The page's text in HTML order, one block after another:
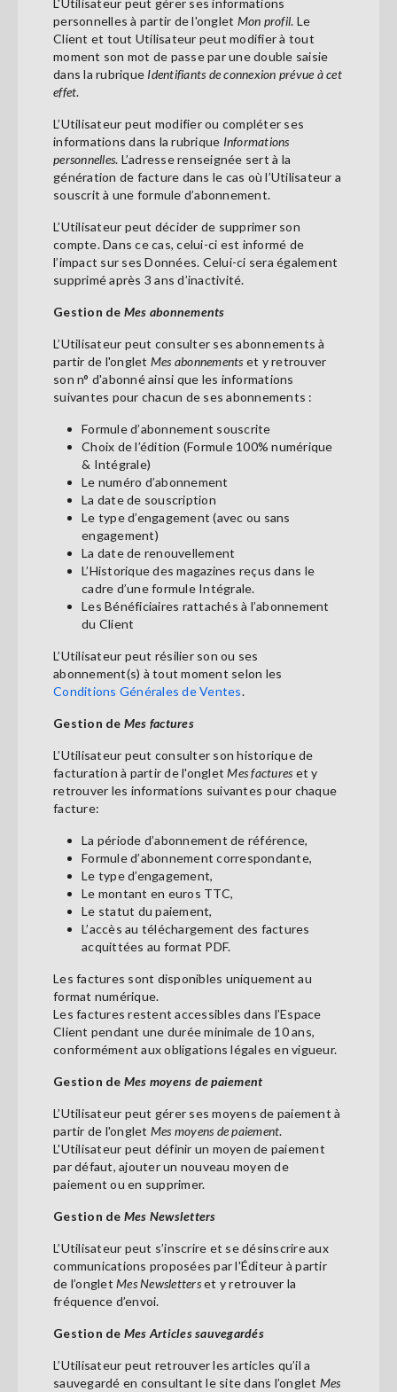
L'Utilisateur peut gérer ses informations
personnelles à partir de l'onglet Mon profil. Le
Client et tout Utilisateur peut modifier à tout
moment son mot de passe par une double saisie
dans la rubrique Identifiants de connexion prévue à cet
effet.
L’Utilisateur peut modifier ou compléter ses
informations dans la rubrique Informations
personnelles. L’adresse renseignée sert à la
génération de facture dans le cas où l’Utilisateur a
souscrit à une formule d’abonnement.
L’Utilisateur peut décider de supprimer son
compte. Dans ce cas, celui-ci est informé de
l’impact sur ses Données. Celui-ci sera également
supprimé après 3 ans d’inactivité.
Gestion de Mes abonnements
L’Utilisateur peut consulter ses abonnements à
partir de l'onglet Mes abonnements et y retrouver
son n° d'abonné ainsi que les informations
suivantes pour chacun de ses abonnements :
Formule d’abonnement souscrite
Choix de l’édition (Formule 100% numérique
& Intégrale)
Le numéro d’abonnement
La date de souscription
Le type d’engagement (avec ou sans
engagement)
La date de renouvellement
L’Historique des magazines reçus dans le
cadre d’une formule Intégrale.
Les Bénéficiaires rattachés à l’abonnement
du Client
L’Utilisateur peut résilier son ou ses
abonnement(s) à tout moment selon les
Conditions Générales de Ventes.
Gestion de Mes factures
L’Utilisateur peut consulter son historique de
facturation à partir de l'ongletMes factures et y
retrouver les informations suivantes pour chaque
facture:
La période d’abonnement de référence,
Formule d’abonnement correspondante,
Le type d’engagement,
Le montant en euros TTC,
Le statut du paiement,
L’accès au téléchargement des factures
acquittées au format PDF.
Les factures sont disponibles uniquement au
format numérique.
Les factures restent accessibles dans l’Espace
Client pendant une durée minimale de 10 ans,
conformément aux obligations légales en vigueur.
Gestion de Mes moyens de paiement
L’Utilisateur peut gérer ses moyens de paiement à
partir de l'onglet Mes moyens de paiement.
L'Utilisateur peut définir un moyen de paiement
par défaut, ajouter un nouveau moyen de
paiement ou en supprimer.
Gestion de Mes Newsletters
L’Utilisateur peut s’inscrire et se désinscrire aux
communications proposées par l'Éditeur à partir
de l’onglet Mes Newsletterset y retrouver la
fréquence d’envoi.
Gestion de Mes Articles sauvegardés
L’Utilisateur peut retrouver les articles qu’il a
sauvegardé en consultant le site dans l’onglet Mes